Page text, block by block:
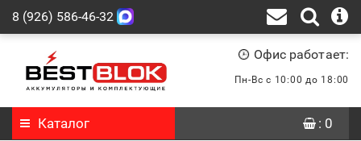
8 (926) 586-46-32
Офис работает:
Пн-Вс с 10:00 до 18:00
Каталог : 0